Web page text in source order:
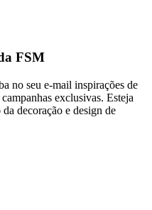
FSM
no seu e-mail inspirações de
exclusivas. Esteja
decoração e design de